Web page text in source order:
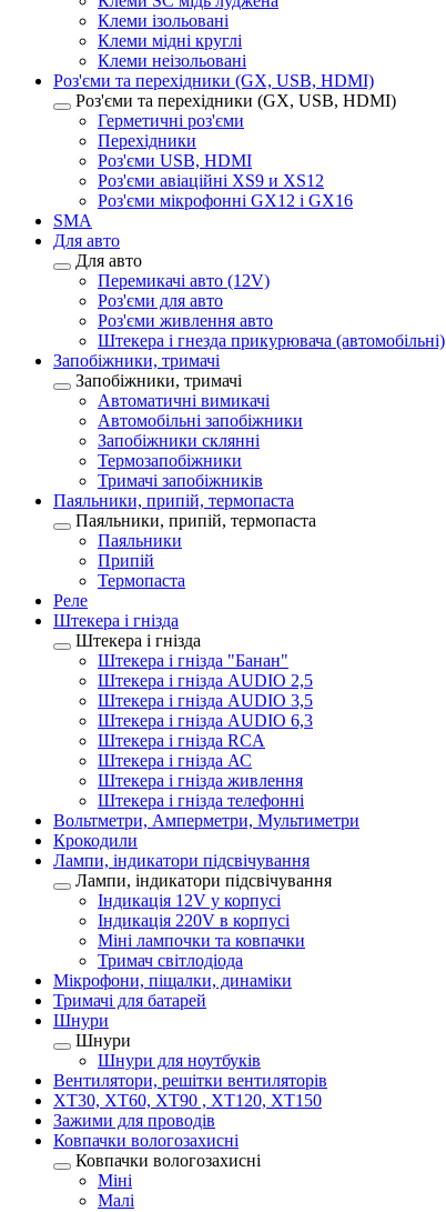
Клеми ізольовані
Клеми мідні круглі
Клеми неізольовані
Роз'єми та перехідники (GX, USB, HDMI)
Роз'єми та перехідники (GX, USB, HDMI)
Герметичні роз'єми
Перехідники
Роз'єми USB, HDMI
Роз'єми авіаційні XS9 и XS12
Роз'єми мікрофонні GX12 і GX16
SMA
Для авто
Для авто
Перемикачі авто (12V)
Роз'єми для авто
Роз'єми живлення авто
Штекера і гнезда прикурювача (автомобільні)
Запобіжники, тримачі
Запобіжники, тримачі
Автоматичні вимикачі
Автомобільні запобіжники
Запобіжники склянні
Термозапобіжники
Тримачі запобіжників
Паяльники, припій, термопаста
Паяльники, припій, термопаста
Паяльники
Припій
Термопаста
Реле
Штекера і гнізда
Штекера і гнізда
Штекера і гнізда "Банан"
Штекера і гнізда AUDIO 2,5
Штекера і гнізда AUDIO 3,5
Штекера і гнізда AUDIO 6,3
Штекера і гнізда RCA
Штекера і гнізда АС
Штекера і гнізда живлення
Штекера і гнізда телефонні
Вольтметри, Амперметри, Мультиметри
Крокодили
Лампи, індикатори підсвічування
Лампи, індикатори підсвічування
Індикація 12V у корпусі
Індикація 220V в корпусі
Міні лампочки та ковпачки
Тримач світлодіода
Мікрофони, піщалки, динаміки
Тримачі для батарей
Шнури
Шнури
Шнури для ноутбуків
Вентилятори, решітки вентиляторів
XT30, XT60, XT90 , XT120, XT150
Зажими для проводів
Ковпачки вологозахисні
Ковпачки вологозахисні
Міні
Малі